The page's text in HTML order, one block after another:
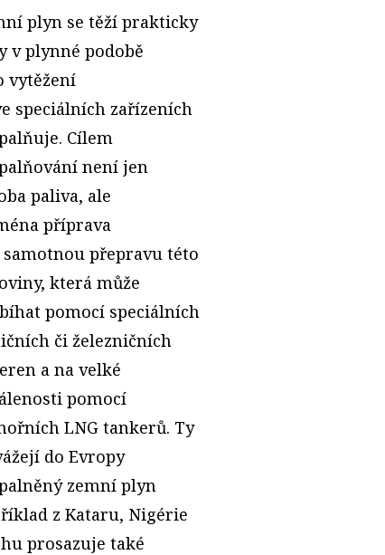
plyn se těží prakticky
v plynné podobě
vytěžení
speciálních zařízeních
Cílem
není jen
paliva, ale
příprava
přepravu této
která může
pomocí speciálních
či železničních
a na velké
pomocí
LNG tankerů. Ty
do Evropy
zemní plyn
z Kataru, Nigérie
prosazuje také